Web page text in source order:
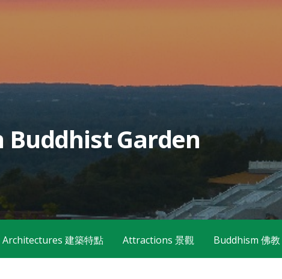
Buddhist Garden
Architectures 建築特點 Attractions 景觀 Buddhism 佛教